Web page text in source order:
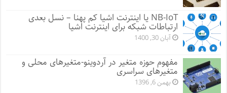
NB-IoT یا اینترنت اشیا کم پهنا – نسل بعدی
ارتباطات شبکه برای اینترنت اشیا
آبان 30, 1400
مفهوم حوزه متغیر در آردوینو-متغیرهای محلی و
متغیرهای سراسری
بهمن 6, 1396